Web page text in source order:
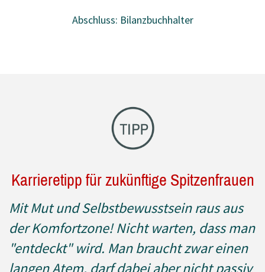
Abschluss: Bilanzbuchhalter
Karrieretipp für zukünftige Spitzenfrauen
Mit Mut und Selbstbewusstsein raus aus
der Komfortzone! Nicht warten, dass man
"entdeckt" wird. Man braucht zwar einen
langen Atem, darf dabei aber nicht passiv